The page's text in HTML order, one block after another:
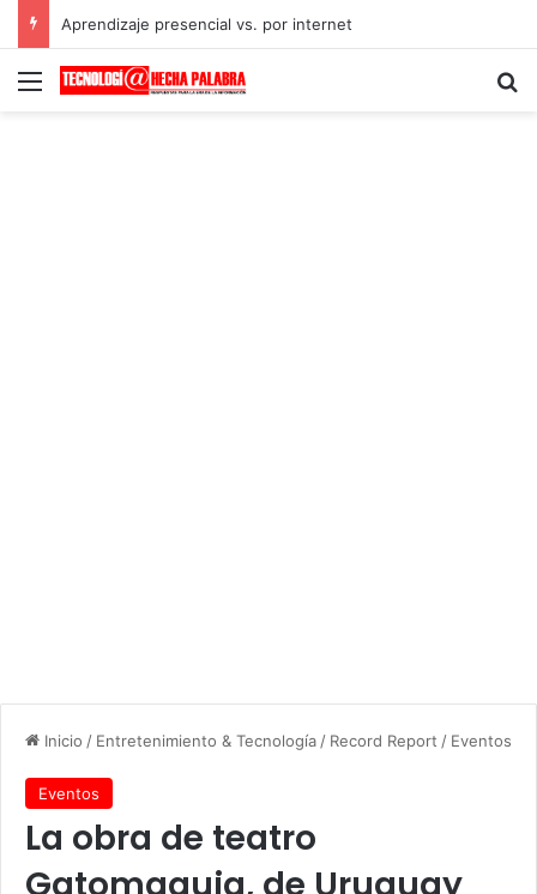
Aprendizaje presencial vs. por internet
Menú
Inicio / Entretenimiento & Tecnología / Record Report / Eventos
Eventos
La obra de teatro